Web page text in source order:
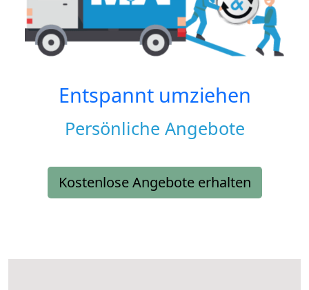
Entspannt umziehen
Persönliche Angebote
Kostenlose Angebote erhalten